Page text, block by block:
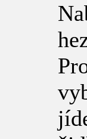
hezký a
jídelní